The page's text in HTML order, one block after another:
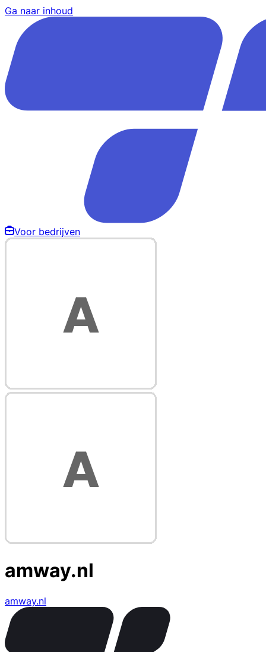
Ga naar inhoud
Voor bedrijven
amway.nl
amway.nl